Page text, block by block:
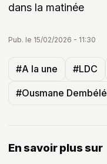
dans la matinée
Pub. le 15/02/2026 - 11:30
#A la une #LDC
#Ousmane Dembélé
En savoir plus sur